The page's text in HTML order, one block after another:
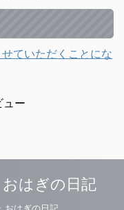
ていただくことにな
ュー
はぎの日記